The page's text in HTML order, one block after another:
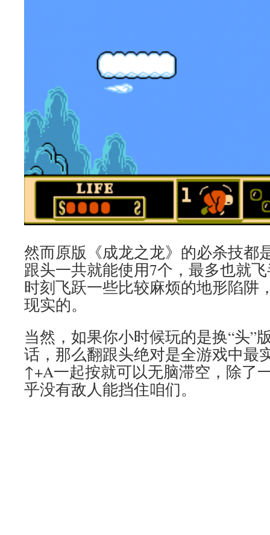
然而原版《成龙之龙》的必杀技都
跟头一共就能使用7个，最多也就
时刻飞跃一些比较麻烦的地形陷阱
现实的。
当然，如果你小时候玩的是换“头”
话，那么翻跟头绝对是全游戏中最
↑+A一起按就可以无脑滞空，除了
乎没有敌人能挡住咱们。